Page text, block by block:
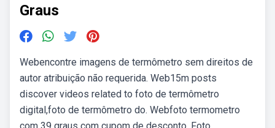
Graus
Webencontre imagens de termômetro sem direitos de
autor atribuição não requerida. Web15m posts
discover videos related to foto de termômetro
digital,foto de termômetro do. Webfoto termometro